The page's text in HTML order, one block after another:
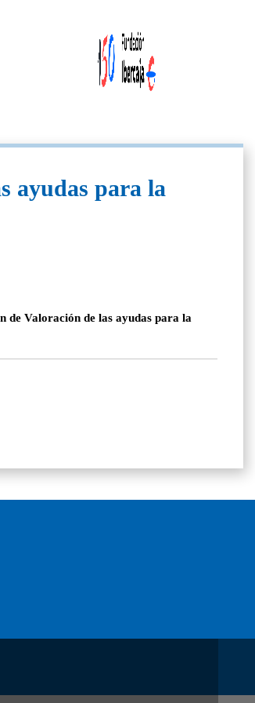
ayudas para la
de Valoración de las ayudas para la